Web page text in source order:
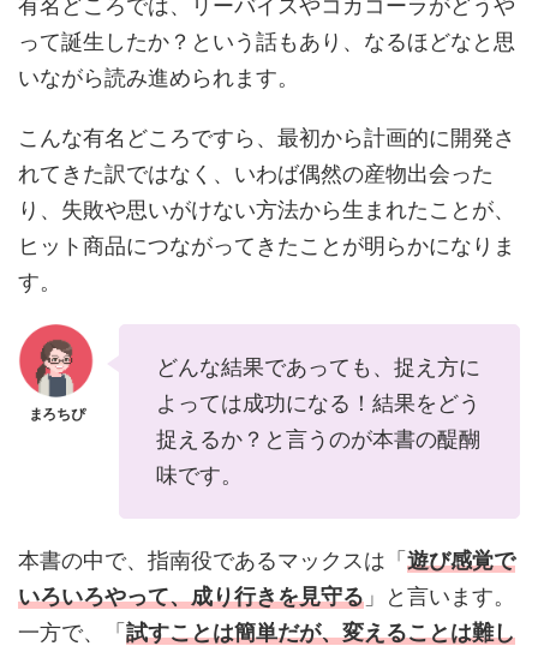
有名どころでは、リーバイスやコカコーラがどうや
って誕生したか？という話もあり、なるほどなと思
いながら読み進められます。
こんな有名どころですら、最初から計画的に開発さ
れてきた訳ではなく、いわば偶然の産物出会った
り、失敗や思いがけない方法から生まれたことが、
ヒット商品につながってきたことが明らかになりま
す。
どんな結果であっても、捉え方に
よっては成功になる！結果をどう
捉えるか？と言うのが本書の醍醐
味です。
本書の中で、指南役であるマックスは「 遊び感覚で
いろいろやって、成り行きを見守る 」と言います。
一方で、「 試すことは簡単だが、変えることは難し